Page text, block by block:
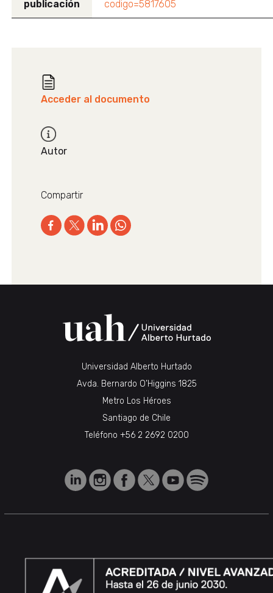
publicación
codigo=5817605
Acceder al documento
Autor
Compartir
Universidad Alberto Hurtado
Avda. Bernardo O’Higgins 1825
Metro Los Héroes
Santiago de Chile
Teléfono +56 2 2692 0200